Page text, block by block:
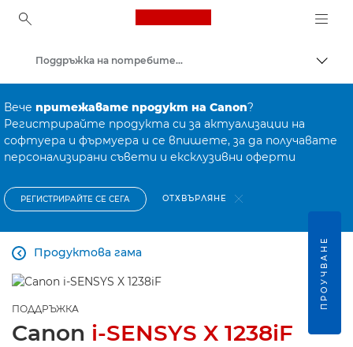
Canon Logo, back to
Поддръжка на потребителски продукти
Вече притежавате продукт на Canon?
Регистрирайте продукта си за актуализации на
софтуера и фърмуера и се впишете, за да получавате
персонализирани съвети и ексклузивни оферти
РЕГИСТРИРАЙТЕ СЕ СЕГА ОТХВЪРЛЯНЕ
Продуктова гама

ПОДДРЪЖКА
Canon i-SENSYS X 1238iF
ПРОУЧВАНЕ